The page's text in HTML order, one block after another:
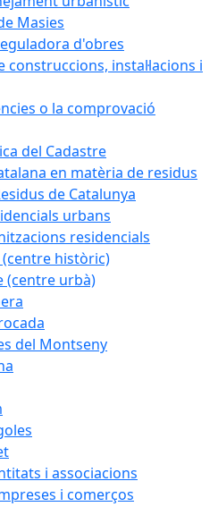
Masies
d'obres
instal·lacions i
o la comprovació
del Cadastre
en matèria de residus
de Catalunya
urbans
residencials
(centre històric)
(centre urbà)
del Montseny
i associacions
i comerços